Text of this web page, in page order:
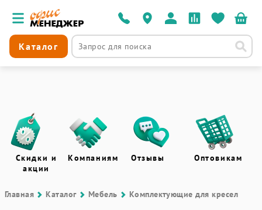
Каталог
Скидки и
акции
Компаниям Отзывы Оптовикам
Главная Каталог Мебель Комплектующие для кресел